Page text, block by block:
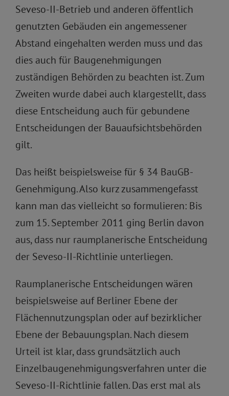
Seveso-II-Betrieb und anderen öffentlich
genutzten Gebäuden ein angemessener
Abstand eingehalten werden muss und das
dies auch für Baugenehmigungen
zuständigen Behörden zu beachten ist. Zum
Zweiten wurde dabei auch klargestellt, dass
diese Entscheidung auch für gebundene
Entscheidungen der Bauaufsichtsbehörden
gilt.
Das heißt beispielsweise für § 34 BauGB-
Genehmigung. Also kurz zusammengefasst
kann man das vielleicht so formulieren: Bis
zum 15. September 2011 ging Berlin davon
aus, dass nur raumplanerische Entscheidung
der Seveso-II-Richtlinie unterliegen.
Raumplanerische Entscheidungen wären
beispielsweise auf Berliner Ebene der
Flächennutzungsplan oder auf bezirklicher
Ebene der Bebauungsplan. Nach diesem
Urteil ist klar, dass grundsätzlich auch
Einzelbaugenehmigungsverfahren unter die
Seveso-II-Richtlinie fallen. Das erst mal als